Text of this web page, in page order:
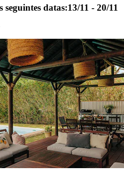
seguintes datas:13/11 - 20/11